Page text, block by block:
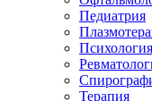
Педиатрия
Психология
Терапия